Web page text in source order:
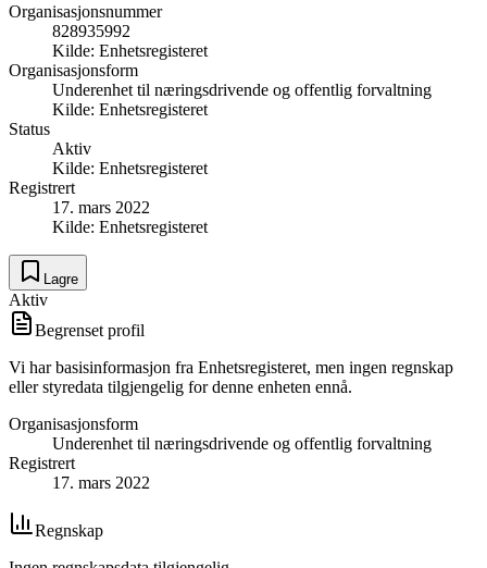
Organisasjonsnummer
828935992
Kilde: Enhetsregisteret
Organisasjonsform
Underenhet til næringsdrivende og offentlig forvaltning
Kilde: Enhetsregisteret
Status
Aktiv
Kilde: Enhetsregisteret
Registrert
17. mars 2022
Kilde: Enhetsregisteret
Lagre
Aktiv
Begrenset profil
Vi har basisinformasjon fra Enhetsregisteret, men ingen regnskap
eller styredata tilgjengelig for denne enheten ennå.
Organisasjonsform
Underenhet til næringsdrivende og offentlig forvaltning
Registrert
17. mars 2022
Regnskap